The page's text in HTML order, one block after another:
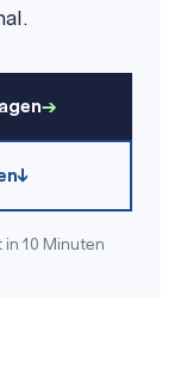
in 10 Minuten